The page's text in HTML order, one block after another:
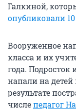
Галкиной,
опубликовали
Вооруженное
класса и их
года. Подросток
напали на
результате
числепедагог